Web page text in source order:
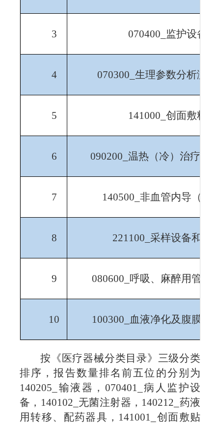
3 070400_ 监护设备
4 070300_ 生理参数分析测量
5 141000_ 创面敷料
6 090200_ 温热（冷）治疗设
7 140500_ 非血管内导（插
8 221100_ 采样设备和器
9 080600_ 呼吸、麻醉用管路
10 100300_ 血液净化及腹膜透
按《医疗器械分类目录》三级分类
排序，报告数量排名前五位的分别为
140205_
输液器， 070401_ 病人监护设
备， 140102_ 无菌注射器， 140212_ 药液
用转移、配药器具， 141001_ 创面敷贴